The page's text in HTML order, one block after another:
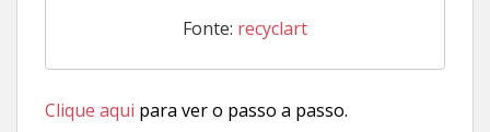
Fonte: recyclart
Clique aqui para ver o passo a passo.